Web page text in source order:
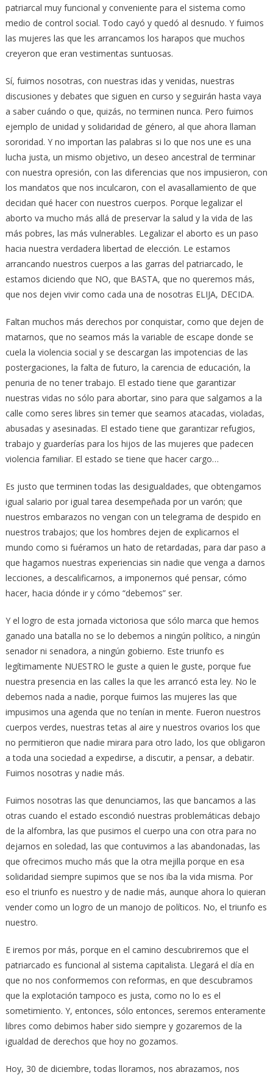
patriarcal muy funcional y conveniente para el sistema como
medio de control social. Todo cayó y quedó al desnudo. Y fuimos
las mujeres las que les arrancamos los harapos que muchos
creyeron que eran vestimentas suntuosas.
Sí, fuimos nosotras, con nuestras idas y venidas, nuestras
discusiones y debates que siguen en curso y seguirán hasta vaya
a saber cuándo o que, quizás, no terminen nunca. Pero fuimos
ejemplo de unidad y solidaridad de género, al que ahora llaman
sororidad. Y no importan las palabras si lo que nos une es una
lucha justa, un mismo objetivo, un deseo ancestral de terminar
con nuestra opresión, con las diferencias que nos impusieron, con
los mandatos que nos inculcaron, con el avasallamiento de que
decidan qué hacer con nuestros cuerpos. Porque legalizar el
aborto va mucho más allá de preservar la salud y la vida de las
más pobres, las más vulnerables. Legalizar el aborto es un paso
hacia nuestra verdadera libertad de elección. Le estamos
arrancando nuestros cuerpos a las garras del patriarcado, le
estamos diciendo que NO, que BASTA, que no queremos más,
que nos dejen vivir como cada una de nosotras ELIJA, DECIDA.
Faltan muchos más derechos por conquistar, como que dejen de
matarnos, que no seamos más la variable de escape donde se
cuela la violencia social y se descargan las impotencias de las
postergaciones, la falta de futuro, la carencia de educación, la
penuria de no tener trabajo. El estado tiene que garantizar
nuestras vidas no sólo para abortar, sino para que salgamos a la
calle como seres libres sin temer que seamos atacadas, violadas,
abusadas y asesinadas. El estado tiene que garantizar refugios,
trabajo y guarderías para los hijos de las mujeres que padecen
violencia familiar. El estado se tiene que hacer cargo…
Es justo que terminen todas las desigualdades, que obtengamos
igual salario por igual tarea desempeñada por un varón; que
nuestros embarazos no vengan con un telegrama de despido en
nuestros trabajos; que los hombres dejen de explicarnos el
mundo como si fuéramos un hato de retardadas, para dar paso a
que hagamos nuestras experiencias sin nadie que venga a darnos
lecciones, a descalificarnos, a imponernos qué pensar, cómo
hacer, hacia dónde ir y cómo “debemos” ser.
Y el logro de esta jornada victoriosa que sólo marca que hemos
ganado una batalla no se lo debemos a ningún político, a ningún
senador ni senadora, a ningún gobierno. Este triunfo es
legítimamente NUESTRO le guste a quien le guste, porque fue
nuestra presencia en las calles la que les arrancó esta ley. No le
debemos nada a nadie, porque fuimos las mujeres las que
impusimos una agenda que no tenían in mente. Fueron nuestros
cuerpos verdes, nuestras tetas al aire y nuestros ovarios los que
no permitieron que nadie mirara para otro lado, los que obligaron
a toda una sociedad a expedirse, a discutir, a pensar, a debatir.
Fuimos nosotras y nadie más.
Fuimos nosotras las que denunciamos, las que bancamos a las
otras cuando el estado escondió nuestras problemáticas debajo
de la alfombra, las que pusimos el cuerpo una con otra para no
dejarnos en soledad, las que contuvimos a las abandonadas, las
que ofrecimos mucho más que la otra mejilla porque en esa
solidaridad siempre supimos que se nos iba la vida misma. Por
eso el triunfo es nuestro y de nadie más, aunque ahora lo quieran
vender como un logro de un manojo de políticos. No, el triunfo es
nuestro.
E iremos por más, porque en el camino descubriremos que el
patriarcado es funcional al sistema capitalista. Llegará el día en
que no nos conformemos con reformas, en que descubramos
que la explotación tampoco es justa, como no lo es el
sometimiento. Y, entonces, sólo entonces, seremos enteramente
libres como debimos haber sido siempre y gozaremos de la
igualdad de derechos que hoy no gozamos.
Hoy, 30 de diciembre, todas lloramos, nos abrazamos, nos